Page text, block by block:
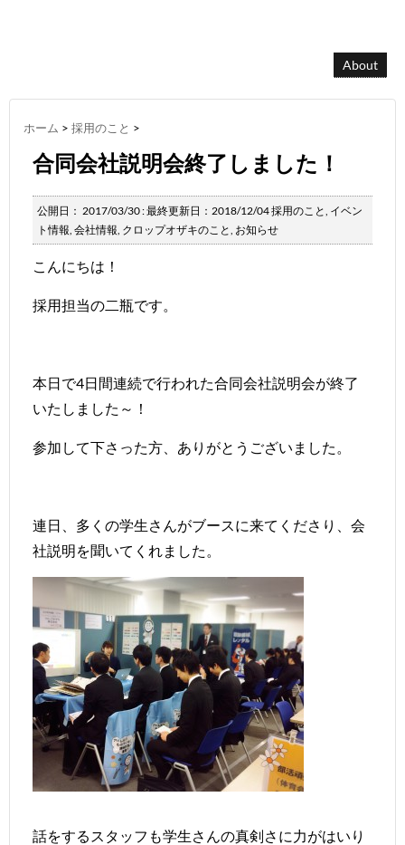
About
ホーム > 採用のこと >
合同会社説明会終了しました！
公開日： 2017/03/30: 最終更新日：2018/12/04採用のこと, イベン
ト情報, 会社情報, クロップオザキのこと, お知らせ
こんにちは！
採用担当の二瓶です。
本日で4日間連続で行われた合同会社説明会が終了
いたしました～！
参加して下さった方、ありがとうございました。
連日、多くの学生さんがブースに来てくださり、会
社説明を聞いてくれました。
話をするスタッフも学生さんの真剣さに力がはいり